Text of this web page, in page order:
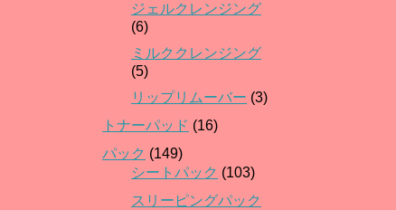
ジェルクレンジング
(6)
ミルククレンジング
(5)
リップリムーバー (3)
トナーパッド (16)
パック (149)
シートパック (103)
スリーピングパック